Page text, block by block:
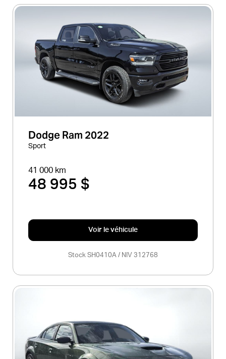
Dodge Ram 2022
Sport
41 000 km
48 995 $
Voir le véhicule
Stock SH0410A / NIV 312768